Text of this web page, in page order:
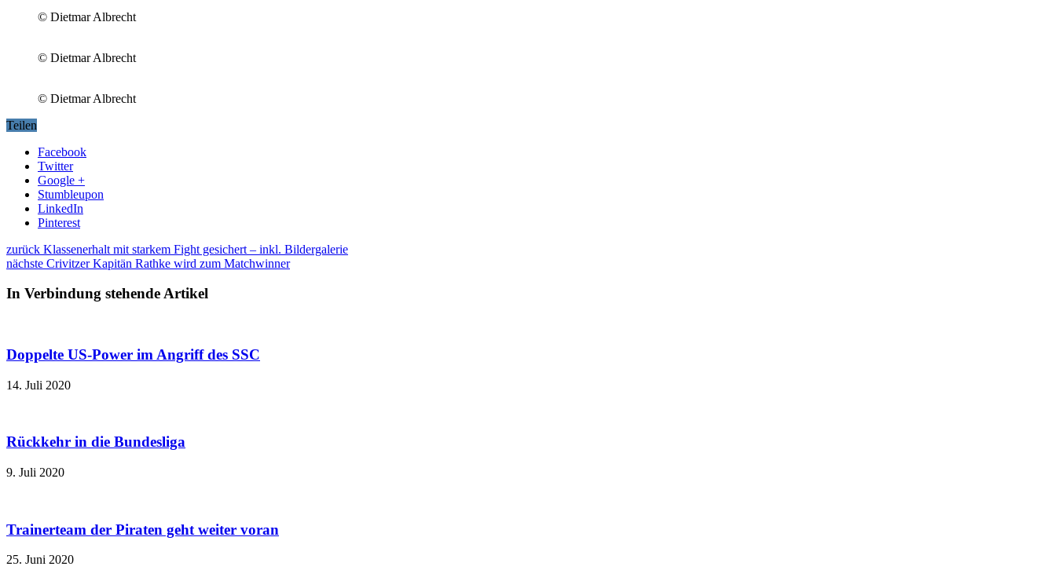
© Dietmar Albrecht
© Dietmar Albrecht
© Dietmar Albrecht
Teilen
Facebook
Twitter
Google +
Stumbleupon
LinkedIn
Pinterest
zurück Klassenerhalt mit starkem Fight gesichert – inkl. Bildergalerie
nächste Crivitzer Kapitän Rathke wird zum Matchwinner
In Verbindung stehende Artikel
Doppelte US-Power im Angriff des SSC
14. Juli 2020
Rückkehr in die Bundesliga
9. Juli 2020
Trainerteam der Piraten geht weiter voran
25. Juni 2020